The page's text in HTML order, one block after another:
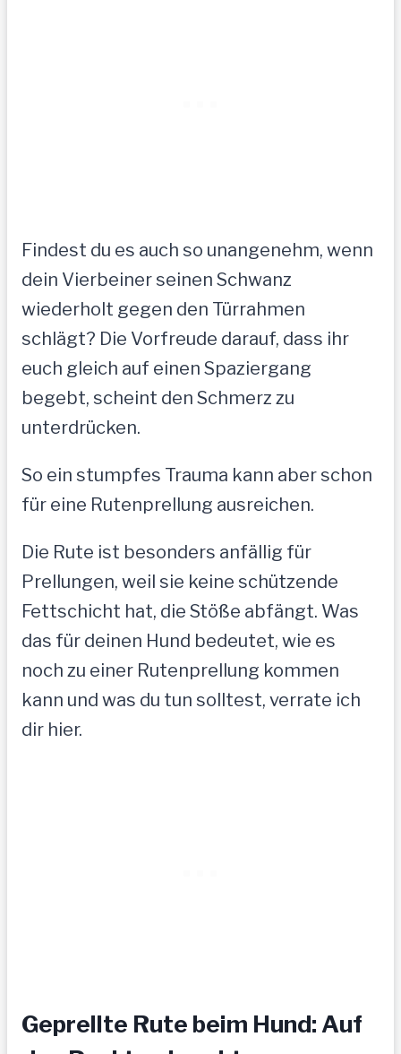
Findest du es auch so unangenehm, wenn
dein Vierbeiner seinen Schwanz
wiederholt gegen den Türrahmen
schlägt? Die Vorfreude darauf, dass ihr
euch gleich auf einen Spaziergang
begebt, scheint den Schmerz zu
unterdrücken.
So ein stumpfes Trauma kann aber schon
für eine Rutenprellung ausreichen.
Die Rute ist besonders anfällig für
Prellungen, weil sie keine schützende
Fettschicht hat, die Stöße abfängt. Was
das für deinen Hund bedeutet, wie es
noch zu einer Rutenprellung kommen
kann und was du tun solltest, verrate ich
dir hier.
Geprellte Rute beim Hund: Auf